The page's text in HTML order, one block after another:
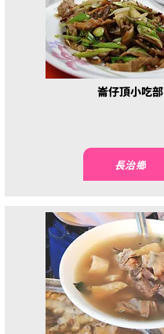
崙仔頂小吃部
長治鄉